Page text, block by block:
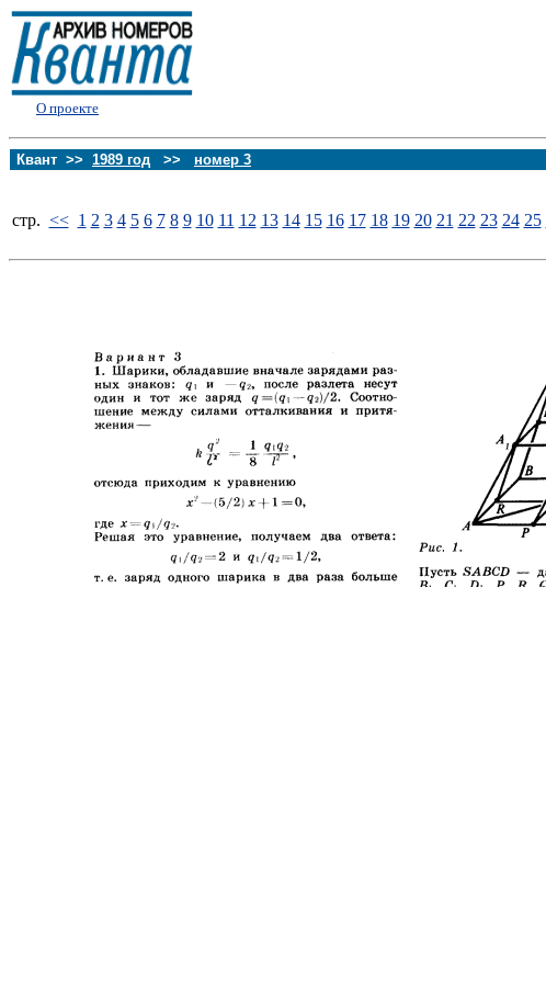
О проекте
Квант >> 1989 год >> номер 3
стp. << 1 2 3 4 5 6 7 8 9 10 11 12 13 14 15 16 17 18 19 20 21 22 23 24 25